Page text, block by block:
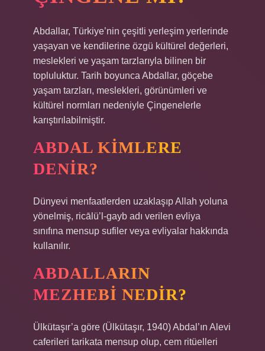
Abdallar, Türkiye’nin çeşitli yerleşim yerlerinde
yaşayan ve kendilerine özgü kültürel değerleri,
meslekleri ve yaşam tarzlarıyla bilinen bir
topluluktur. Tarih boyunca Abdallar, göçebe
yaşam tarzları, meslekleri, görünümleri ve
kültürel normları nedeniyle Çingenelerle
karıştırılabilmiştir.
ABDAL KIMLERE
DENIR?
Dünyevi menfaatlerden uzaklaşıp Allah yoluna
yönelmiş, ricālü’l-gayb adı verilen evliya
sınıfına mensup sufiler veya evliyalar hakkında
kullanılır.
ABDALLARIN
MEZHEBI NEDIR?
Ülkütaşır’a göre (Ülkütaşır, 1940) Abdal’ın Alevi
caferileri tarikata mensup olup, cem ritüelleri